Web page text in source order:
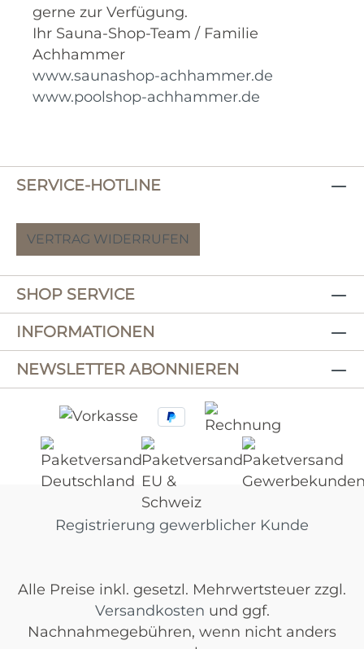
gerne zur Verfügung.
Ihr Sauna-Shop-Team / Familie
Achhammer
www.saunashop-achhammer.de
www.poolshop-achhammer.de
SERVICE-HOTLINE
VERTRAG WIDERRUFEN
SHOP SERVICE
INFORMATIONEN
NEWSLETTER ABONNIEREN
Registrierung gewerblicher Kunde
Alle Preise inkl. gesetzl. Mehrwertsteuer zzgl.
Versandkosten und ggf.
Nachnahmegebühren, wenn nicht anders